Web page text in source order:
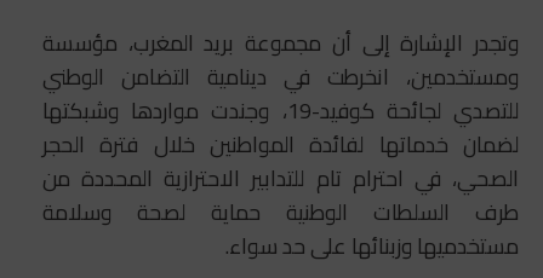
وتجدر الإشارة إلى أن مجموعة بريد المغرب، مؤسسة
ومستخدمين، انخرطت في دينامية التضامن الوطني
للتصدي لجائحة كوفيد-19، وجندت مواردها وشبكتها
لضمان خدماتها لفائدة المواطنين خلال فترة الحجر
الصحي، في احترام تام للتدابير الاحترازية المحددة من
طرف السلطات الوطنية حماية لصحة وسلامة
مستخدميها وزبنائها على حد سواء.